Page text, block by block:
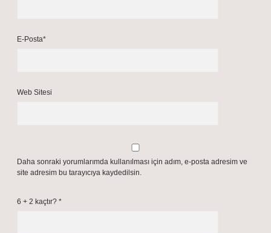
E-Posta*
Web Sitesi
Daha sonraki yorumlarımda kullanılması için adım, e-posta adresim ve
site adresim bu tarayıcıya kaydedilsin.
6 + 2 kaçtır? *